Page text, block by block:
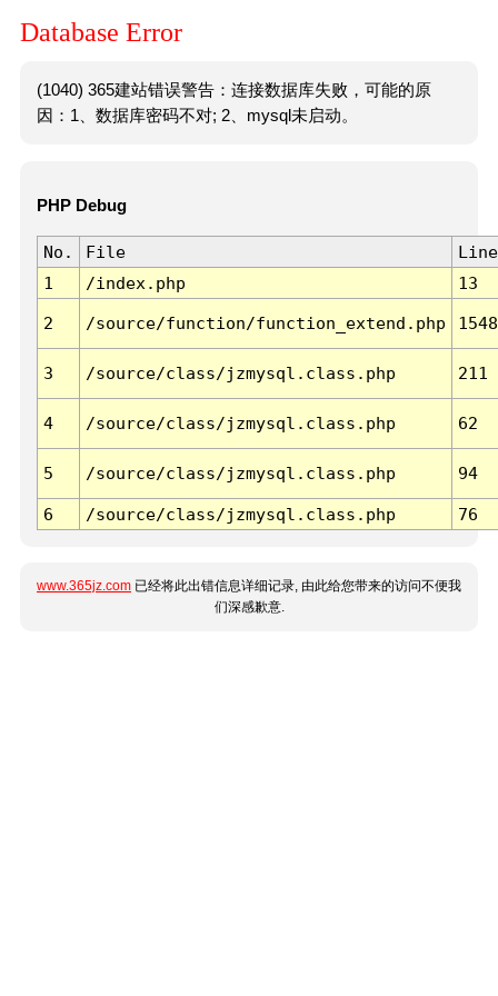
Database Error
(1040) 365建站错误警告：连接数据库失败，可能的原
因：1、数据库密码不对; 2、mysql未启动。
PHP Debug
No. File
Line
1
/index.php 13
2 /source/function/function_extend.php 1548
3 /source/class/jzmysql.class.php 211
4 /source/class/jzmysql.class.php 62
5 /source/class/jzmysql.class.php 94
6 /source/class/jzmysql.class.php 76
www.365jz.com 已经将此出错信息详细记录, 由此给您带来的访问不便我
们深感歉意.